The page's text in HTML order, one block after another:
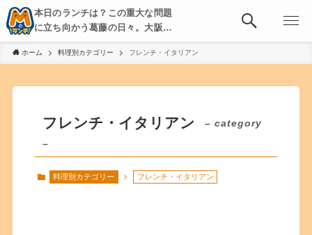
本日のランチは？この重大な問題
に立ち向かう葛藤の日々。大阪・
京都・神戸を中心とした食べ歩
き、飲み歩きを綴る。
ホーム 料理別カテゴリー フレンチ・イタリアン
フレンチ・イタリアン
– category
–
料理別カテゴリー フレンチ・イタリアン